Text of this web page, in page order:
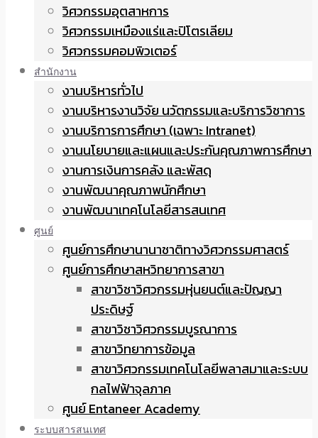
วิศวกรรมอุตสาหการ
วิศวกรรมเหมืองแร่และปิโตรเลียม
วิศวกรรมคอมพิวเตอร์
สำนักงาน
งานบริหารทั่วไป
งานบริหารงานวิจัย นวัตกรรมและบริการวิชาการ
งานบริการการศึกษา (เฉพาะ Intranet)
งานนโยบายและแผนและประกันคุณภาพการศึกษา
งานการเงินการคลัง และพัสดุ
งานพัฒนาคุณภาพนักศึกษา
งานพัฒนาเทคโนโลยีสารสนเทศ
ศูนย์
ศูนย์การศึกษานานาชาติทางวิศวกรรมศาสตร์
ศูนย์การศึกษาสหวิทยาการสาขา
สาขาวิชาวิศวกรรมหุ่นยนต์และปัญญา
ประดิษฐ์
สาขาวิชาวิศวกรรมบูรณาการ
สาขาวิทยาการข้อมูล
สาขาวิศวกรรมเทคโนโลยีพลาสมาและระบบ
กลไฟฟ้าจุลภาค
ศูนย์ Entaneer Academy
ระบบสารสนเทศ